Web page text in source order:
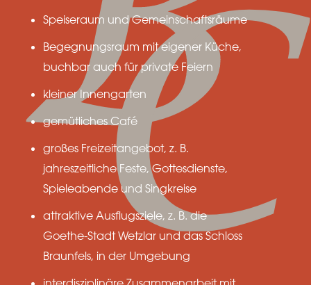
Speiseraum und Gemeinschaftsräume
Begegnungsraum mit eigener Küche,
buchbar auch für private Feiern
kleiner Innengarten
gemütliches Café
großes Freizeitangebot, z. B.
jahreszeitliche Feste, Gottesdienste,
Spieleabende und Singkreise
attraktive Ausflugsziele, z. B. die
Goethe-Stadt Wetzlar und das Schloss
Braunfels, in der Umgebung